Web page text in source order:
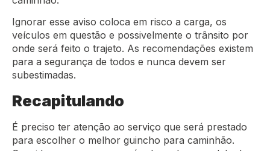
Ignorar esse aviso coloca em risco a carga, os
veículos em questão e possivelmente o trânsito por
onde será feito o trajeto. As recomendações existem
para a segurança de todos e nunca devem ser
subestimadas.
Recapitulando
É preciso ter atenção ao serviço que será prestado
para escolher o melhor guincho para caminhão.